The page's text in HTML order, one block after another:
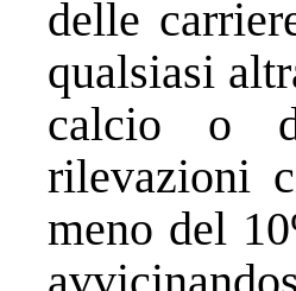
delle
qualsiasi
calcio o
rilevazioni
meno del